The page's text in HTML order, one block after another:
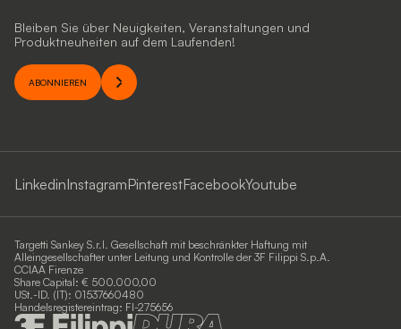
Bleiben Sie über Neuigkeiten, Veranstaltungen und
Produktneuheiten auf dem Laufenden!
ABONNIEREN
LinkedinInstagramPinterestFacebookYoutube
Targetti Sankey S.r.l. Gesellschaft mit beschränkter Haftung mit
Alleingesellschafter unter Leitung und Kontrolle der 3F Filippi S.p.A.
CCIAA Firenze
Share Capital: € 500.000,00
USt.-ID. (IT): 01537660480
Handelsregistereintrag: FI-275656